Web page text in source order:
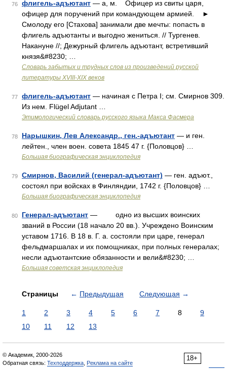
76 флигель-адъютант — а, м. Офицер из свиты царя,
офицер для поручений при командующем армией. ►
Смолоду его [Стахова] занимали две мечты: попасть в
флигель адъютанты и выгодно жениться. // Тургенев.
Накануне //; Дежурный флигель адъютант, встретивший
князя&#8230; …
Словарь забытых и трудных слов из произведений русской
литературы ХVIII-ХIХ веков
77 флигель-адъютант — начиная с Петра I; см. Смирнов 309.
Из нем. Flügel Adjutant …
Этимологический словарь русского языка Макса Фасмера
78 Нарышкин, Лев Александр., ген.-адъютант — и ген.
лейтен., член воен. совета 1845 47 г. {Половцов} …
Большая биографическая энциклопедия
79 Смирнов, Василий (генерал-адъютант) — ген. адъют.,
состоял при войсках в Финляндии, 1742 г. {Половцов} …
Большая биографическая энциклопедия
80 Генерал-адъютант — одно из высших воинских
званий в России (18 начало 20 вв.). Учреждено Воинским
уставом 1716. В 18 в. Г. а. состояли при царе, генерал
фельдмаршалах и их помощниках, при полных генералах;
несли адъютантские обязанности и вели&#8230; …
Большая советская энциклопедия
Страницы ← Предыдущая Следующая →
1 2 3 4 5 6 7 8
9
10
11 12 13
18+
© Академик, 2000-2026
Обратная связь: Техподдержка Реклама на сайте